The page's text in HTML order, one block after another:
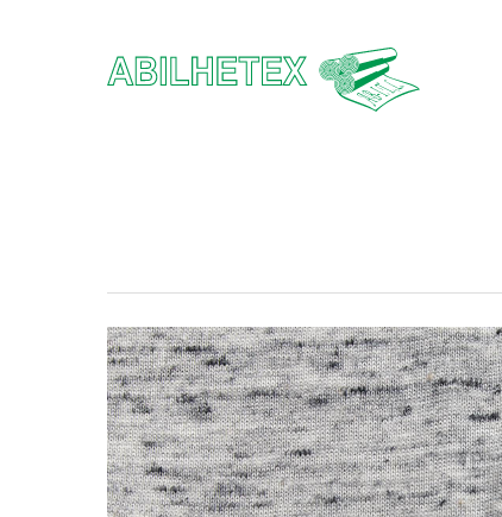
Hit enter to search or ESC to close